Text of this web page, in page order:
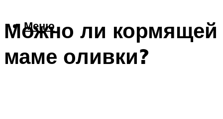
Меню
Можно ли кормящей
маме оливки?